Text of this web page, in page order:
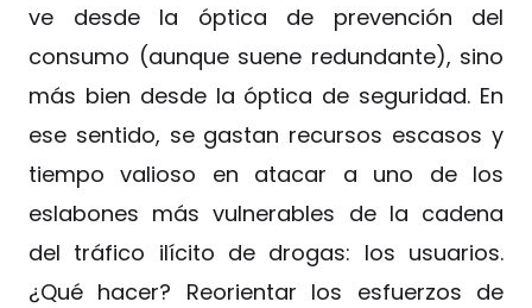
ve desde la óptica de prevención del
consumo (aunque suene redundante), sino
más bien desde la óptica de seguridad. En
ese sentido, se gastan recursos escasos y
tiempo valioso en atacar a uno de los
eslabones más vulnerables de la cadena
del tráfico ilícito de drogas: los usuarios.
¿Qué hacer? Reorientar los esfuerzos de